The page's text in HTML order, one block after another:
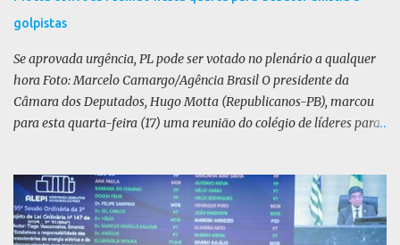
golpistas
Se aprovada urgência, PL pode ser votado no plenário a qualquer
hora Foto: Marcelo Camargo/Agência Brasil O presidente da
Câmara dos Deputados, Hugo Motta (Republicanos-PB), marcou
para esta quarta-feira (17) uma reunião do colégio de líderes para
disse, em uma rede social, que a reunião vai “deliberar sobre a
urgência dos projetos que tratam do acontecido em 8 de janeiro de
2023”. Se aprovada urgência, o PL poderia ser votado no Plenário a